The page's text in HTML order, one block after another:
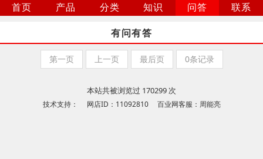
首页 产品 分类 知识 问答
联系
有问有答
第一页 上一页 最后页 0条记录
本站共被浏览过 170299 次
技术支持： 网店ID：11092810 百业网客服：周能亮